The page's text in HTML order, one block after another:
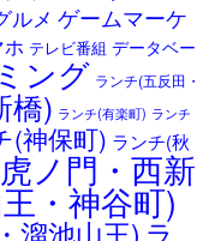
ルメ ゲームマーケ
ホ テレビ番組 データベー
ング ランチ(五反田・
橋) ランチ(有楽町) ランチ
(神保町) ランチ(秋
ノ門・西新
・神谷町)
溜池山王)